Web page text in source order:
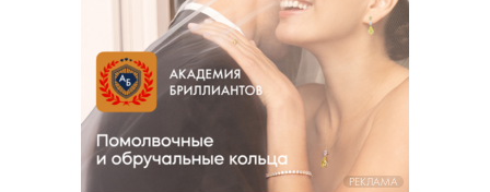
РЕКЛАМА